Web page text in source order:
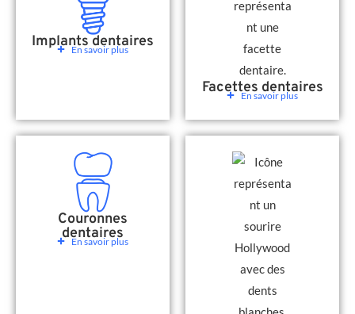
Implants dentaires
En savoir plus
Facettes dentaires
En savoir plus
Couronnes
dentaires
En savoir plus